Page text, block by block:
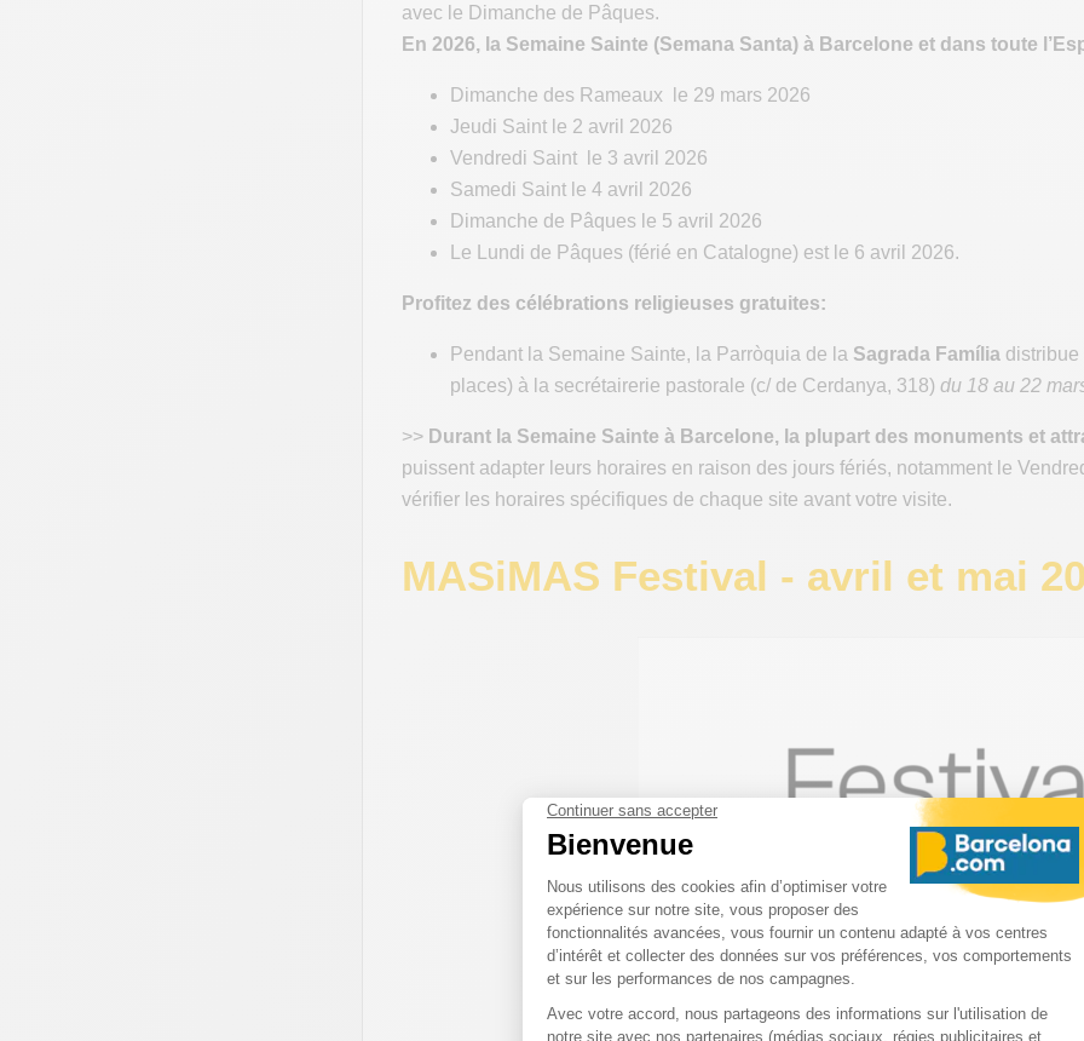
avec le Dimanche de Pâques.
En 2026, la Semaine Sainte (Semana Santa) à Barcelone et dans toute
Dimanche des Rameaux le 29 mars 2026
Jeudi Saint le 2 avril 2026
Vendredi Saint le 3 avril 2026
Samedi Saint le 4 avril 2026
Dimanche de Pâques le 5 avril 2026
Le Lundi de Pâques (férié en Catalogne) est le 6 avril 2026.
Profitez des célébrations religieuses gratuites:
Pendant la Semaine Sainte, la Parròquia de la Sagrada Família distribue
places) à la secrétairerie pastorale (c/ de Cerdanya, 318) du 18 au 22
>> Durant la Semaine Sainte à Barcelone, la plupart des monuments et
puissent adapter leurs horaires en raison des jours fériés, notamment le
vérifier les horaires spécifiques de chaque site avant votre visite.​
MASiMAS Festival - avril et mai